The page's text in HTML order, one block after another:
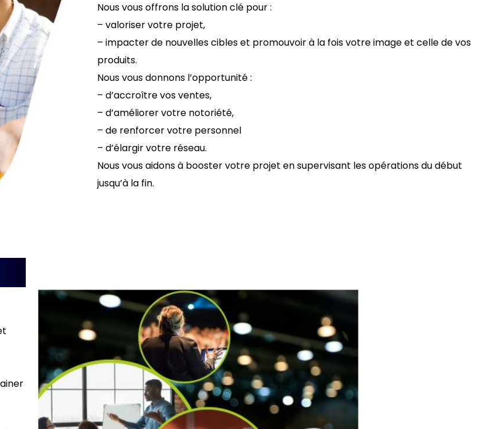
Nous vous offrons la solution clé pour :
– valoriser votre projet,
– impacter de nouvelles cibles et promouvoir à la fois votre image et celle de vos
produits.
Nous vous donnons l’opportunité :
– d’accroître vos ventes,
– d’améliorer votre notoriété,
– de renforcer votre personnel
– d’élargir votre réseau.
Nous vous aidons à booster votre projet en supervisant les opérations du début
jusqu’à la fin.